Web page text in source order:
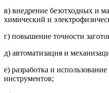
в) внедрение безотходных и
химический и
г) повышение точности
д) автоматизация и
е) разработка и
инструментов;